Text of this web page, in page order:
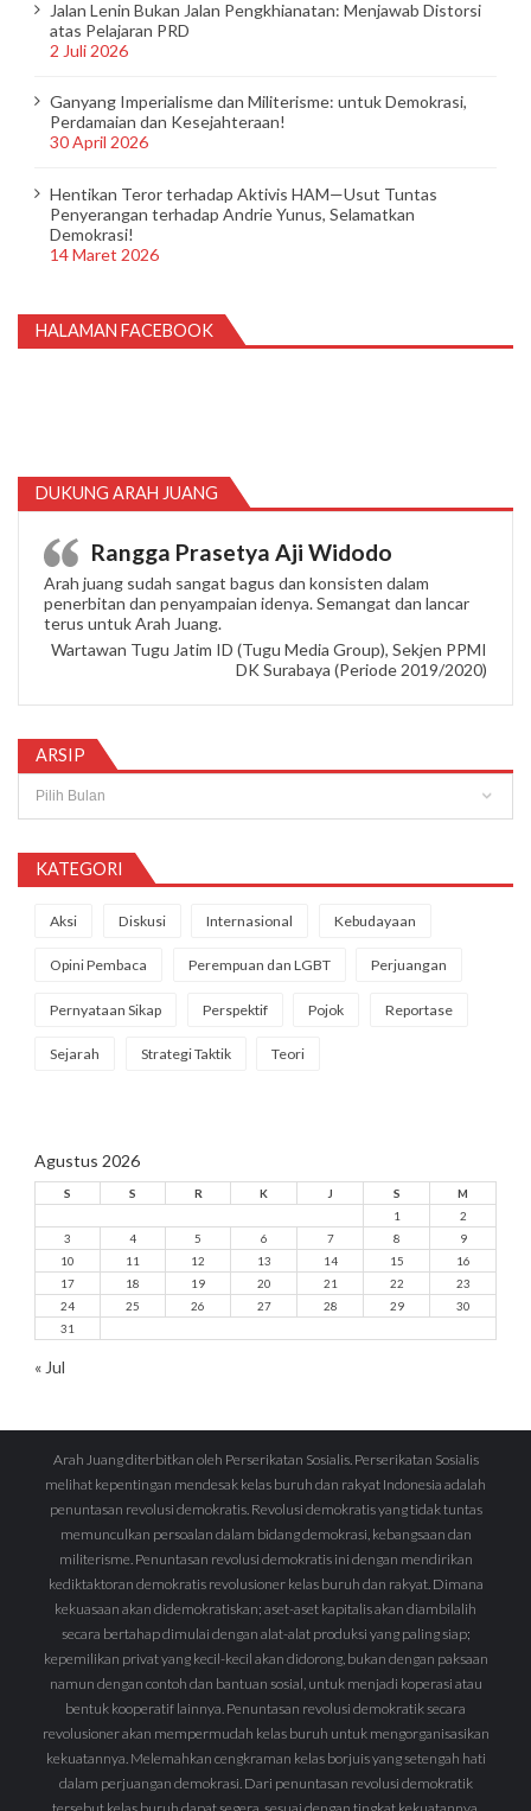
Jalan Lenin Bukan Jalan Pengkhianatan: Menjawab Distorsi
atas Pelajaran PRD
2 Juli 2026
Ganyang Imperialisme dan Militerisme: untuk Demokrasi,
Perdamaian dan Kesejahteraan!
30 April 2026
Hentikan Teror terhadap Aktivis HAM—Usut Tuntas
Penyerangan terhadap Andrie Yunus, Selamatkan
Demokrasi!
14 Maret 2026
HALAMAN FACEBOOK
DUKUNG ARAH JUANG
Rangga Prasetya Aji Widodo
Arah juang sudah sangat bagus dan konsisten dalam
penerbitan dan penyampaian idenya. Semangat dan lancar
terus untuk Arah Juang.
Wartawan Tugu Jatim ID (Tugu Media Group), Sekjen PPMI
DK Surabaya (Periode 2019/2020)
ARSIP
KATEGORI
Aksi Diskusi Internasional Kebudayaan
Opini Pembaca Perempuan dan LGBT Perjuangan
Pernyataan Sikap Perspektif Pojok Reportase
Sejarah Strategi Taktik Teori
Agustus 2026
S S R K J S
M
1
2
3
4 5 6 7 8
9
10
11 12 13 14 15
16
17
18 19 20 21 22
23
24
25 26 27 28 29
30
31
« Jul
Arah Juang diterbitkan oleh Perserikatan Sosialis. Perserikatan Sosialis
melihat kepentingan mendesak kelas buruh dan rakyat Indonesia adalah
penuntasan revolusi demokratis. Revolusi demokratis yang tidak tuntas
memunculkan persoalan dalam bidang demokrasi, kebangsaan dan
militerisme. Penuntasan revolusi demokratis ini dengan mendirikan
kediktaktoran demokratis revolusioner kelas buruh dan rakyat. Dimana
kekuasaan akan didemokratiskan; aset-aset kapitalis akan diambilalih
secara bertahap dimulai dengan alat-alat produksi yang paling siap;
kepemilikan privat yang kecil-kecil akan didorong, bukan dengan paksaan
namun dengan contoh dan bantuan sosial, untuk menjadi koperasi atau
bentuk kooperatif lainnya. Penuntasan revolusi demokratik secara
revolusioner akan mempermudah kelas buruh untuk mengorganisasikan
kekuatannya. Melemahkan cengkraman kelas borjuis yang setengah hati
dalam perjuangan demokrasi. Dari penuntasan revolusi demokratik